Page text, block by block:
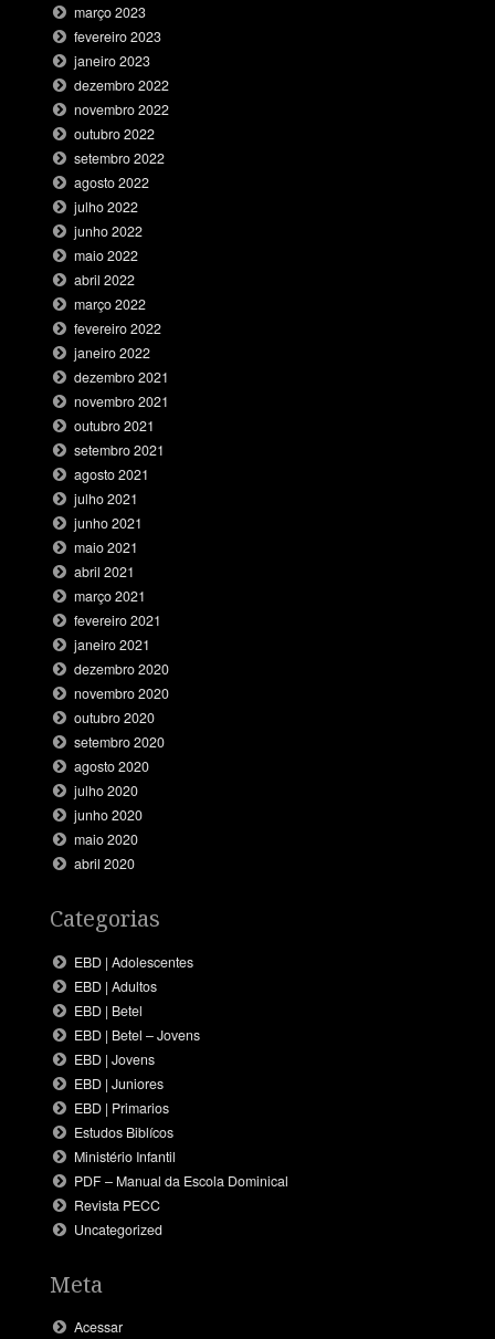
março 2023
fevereiro 2023
janeiro 2023
dezembro 2022
novembro 2022
outubro 2022
setembro 2022
agosto 2022
julho 2022
junho 2022
maio 2022
abril 2022
março 2022
fevereiro 2022
janeiro 2022
dezembro 2021
novembro 2021
outubro 2021
setembro 2021
agosto 2021
julho 2021
junho 2021
maio 2021
abril 2021
março 2021
fevereiro 2021
janeiro 2021
dezembro 2020
novembro 2020
outubro 2020
setembro 2020
agosto 2020
julho 2020
junho 2020
maio 2020
abril 2020
Categorias
EBD | Adolescentes
EBD | Adultos
EBD | Betel
EBD | Betel – Jovens
EBD | Jovens
EBD | Juniores
EBD | Primarios
Estudos Biblícos
Ministério Infantil
PDF – Manual da Escola Dominical
Revista PECC
Uncategorized
Meta
Acessar